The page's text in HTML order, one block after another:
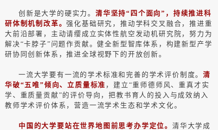
创新是大学的硬实力。 清华坚持“四个面向”，持续推进科
研体制机制改革。强化基础研究，推动学科交叉融合，推进重
大前沿部署，主动请缨成立实体性航空发动机研究院，努力为
解决“卡脖子”问题作贡献。健全新型智库体系，构建新型产学
研协同创新体系，推进全球视野下的开放创新。
一流大学要有一流的学术标准和完善的学术评价制度。清
华破“五唯”倾向、立质量标准 ，建立“重师德师风、重真才实
学、重质量贡献”的评价导向，把教书育人的投入与成效纳入
教师学术评价体系，营造一流学术生态和学术文化。
中国的大学要站在世界地图前思考办学定位。 清华大学成